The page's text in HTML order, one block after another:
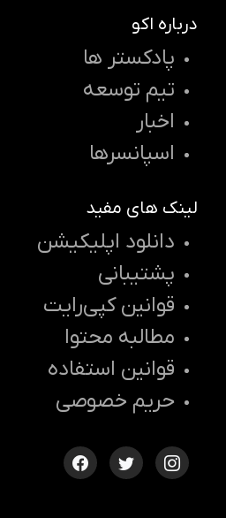
درباره اکو
پادکستر ها
تیم توسعه
اخبار
اسپانسرها
لینک های مفید
دانلود اپلیکیشن
پشتیبانی
قوانین کپی‌رایت
مطالبه محتوا
قوانین استفاده
حریم خصوصی